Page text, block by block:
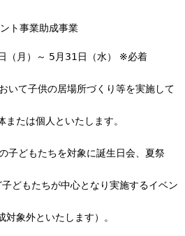
d
e
)
x
e
n
l
ト事業助成事業
（月）～ 5月31日（水） ※必着
いて子供の居場所づくり等を実施して
たは個人といたします。
子どもたちを対象に誕生日会、夏祭
たちが中心となり実施するイベン
象外といたします）。